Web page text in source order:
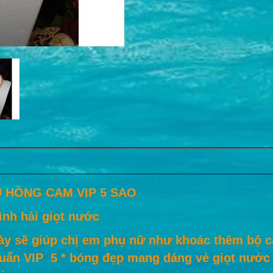
CAM VIP 5 SAO
hài giọt nước
sẽ giúp chị em phụ nữ như khoác thêm bộ
VIP 5 * bóng đẹp mang dáng vẻ giọt